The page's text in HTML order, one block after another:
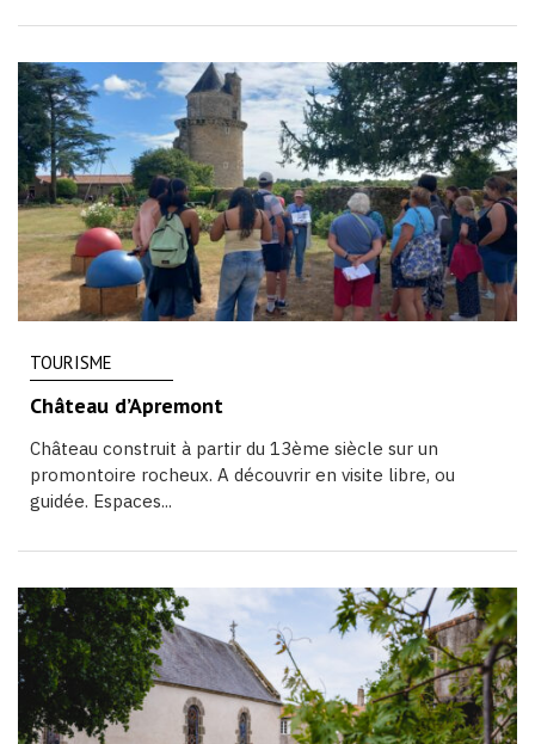
TOURISME
Château d’Apremont
Château construit à partir du 13ème siècle sur un
promontoire rocheux. A découvrir en visite libre, ou
guidée. Espaces...